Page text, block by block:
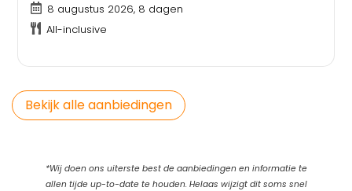
8 augustus 2026, 8 dagen
All-inclusive
Bekijk alle aanbiedingen
*Wij doen ons uiterste best de aanbiedingen en informatie te
allen tijde up-to-date te houden. Helaas wijzigt dit soms snel